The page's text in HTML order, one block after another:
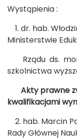
Wystąpienia :
1. dr. hab.
Ministerstwie
Rządu ds.
szkolnictwa
Akty prawne
kwalifikacjami
2. hab. Marcin
Rady Głównej